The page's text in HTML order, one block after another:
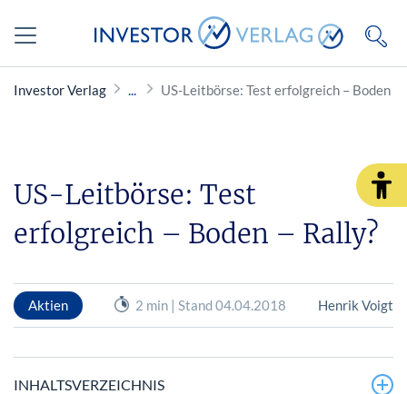
Investor Verlag US-Leitbörse: Test erfolgreich – Boden -
US-Leitbörse: Test
erfolgreich – Boden – Rally?
Aktien 2 min | Stand 04.04.2018 Henrik Voigt
INHALTSVERZEICHNIS